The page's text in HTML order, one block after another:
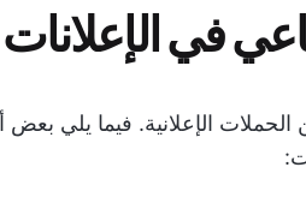
في الإعلانات
الإعلانية. فيما يلي